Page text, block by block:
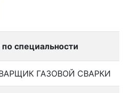
специальности
ГАЗОВОЙ СВАРКИ